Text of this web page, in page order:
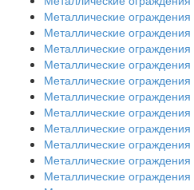
Металлические ограждения
Металлические
Металлические
Металлические ограждения
Металлические
Металлические
Металлические
Металлические
Металлические
Металлические
Металлические ограждения